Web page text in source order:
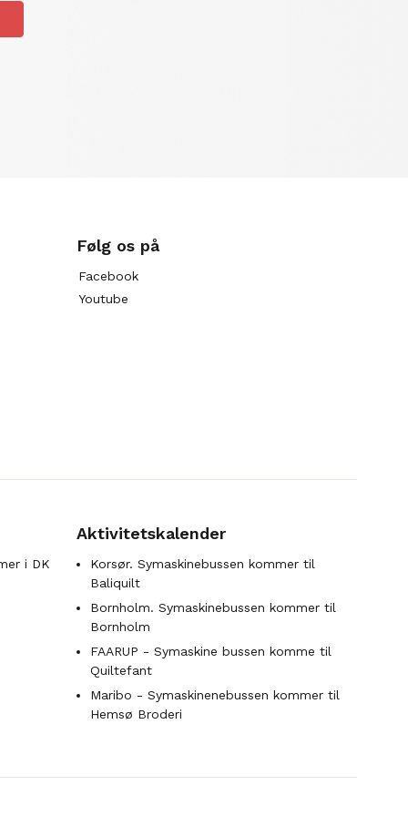
Følg os på
Facebook
Youtube
i DK
Aktivitetskalender
Korsør. Symaskinebussen kommer til
Baliquilt
Bornholm. Symaskinebussen kommer til
Bornholm
FAARUP - Symaskine bussen komme til
Quiltefant
Maribo - Symaskinenebussen kommer til
Hemsø Broderi